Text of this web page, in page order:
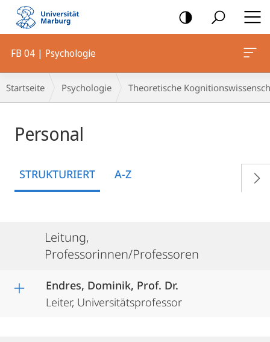
Mobile-
Navigation
FB 04 | Psychologie
Breadcrumb-
Navigation
Startseite Psychologie Theoretische
Personal
STRUKTURIERT A-Z
Leitung,
Professorinnen/Professoren
Endres, Dominik, Prof. Dr.
Leiter, Universitätsprofessor